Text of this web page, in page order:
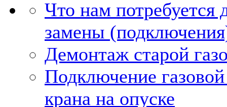
Что нам потребуется
замены
Демонтаж старой
Подключение
крана на опуске